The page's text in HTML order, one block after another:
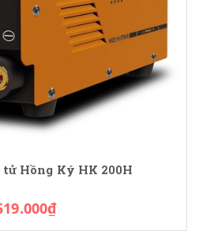
Hồng Ký HK 200H